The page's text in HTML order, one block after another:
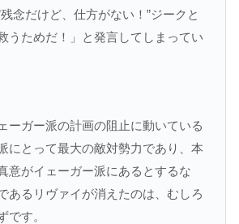
念だけど、仕方がない！”ジークと
うためだ！」と発言してしまってい
ーガー派の計画の阻止に動いている
にとって最大の敵対勢力であり、本
意がイェーガー派にあるとするな
あるリヴァイが消えたのは、むしろ
です。